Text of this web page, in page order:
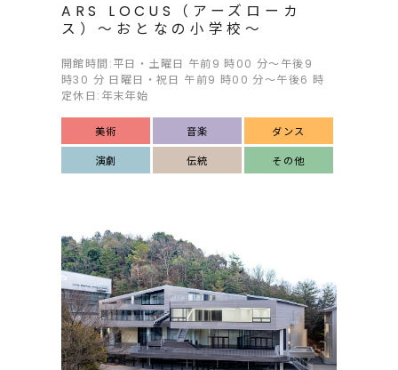
ARS LOCUS（アーズローカ
ス）～おとなの小学校～
開館時間:平日・土曜日 午前9 時00 分～午後9
時30 分 日曜日・祝日 午前9 時00 分～午後6 時
定休日:年末年始
美術 音楽 ダンス
演劇 伝統 その他